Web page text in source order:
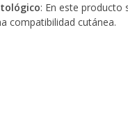
: En este
compatibilidad cutánea.